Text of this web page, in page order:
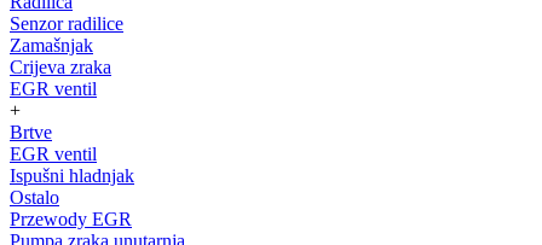
Senzor radilice
Zamašnjak
Crijeva zraka
EGR ventil
+
Brtve
EGR ventil
Ispušni hladnjak
Ostalo
Przewody EGR
Pumpa zraka unutarnja